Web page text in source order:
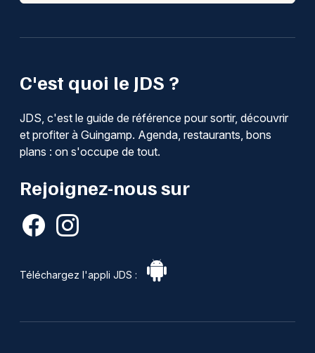
C'est quoi le JDS ?
JDS, c'est le guide de référence pour sortir, découvrir
et profiter à Guingamp. Agenda, restaurants, bons
plans : on s'occupe de tout.
Rejoignez-nous sur
Téléchargez l'appli JDS :